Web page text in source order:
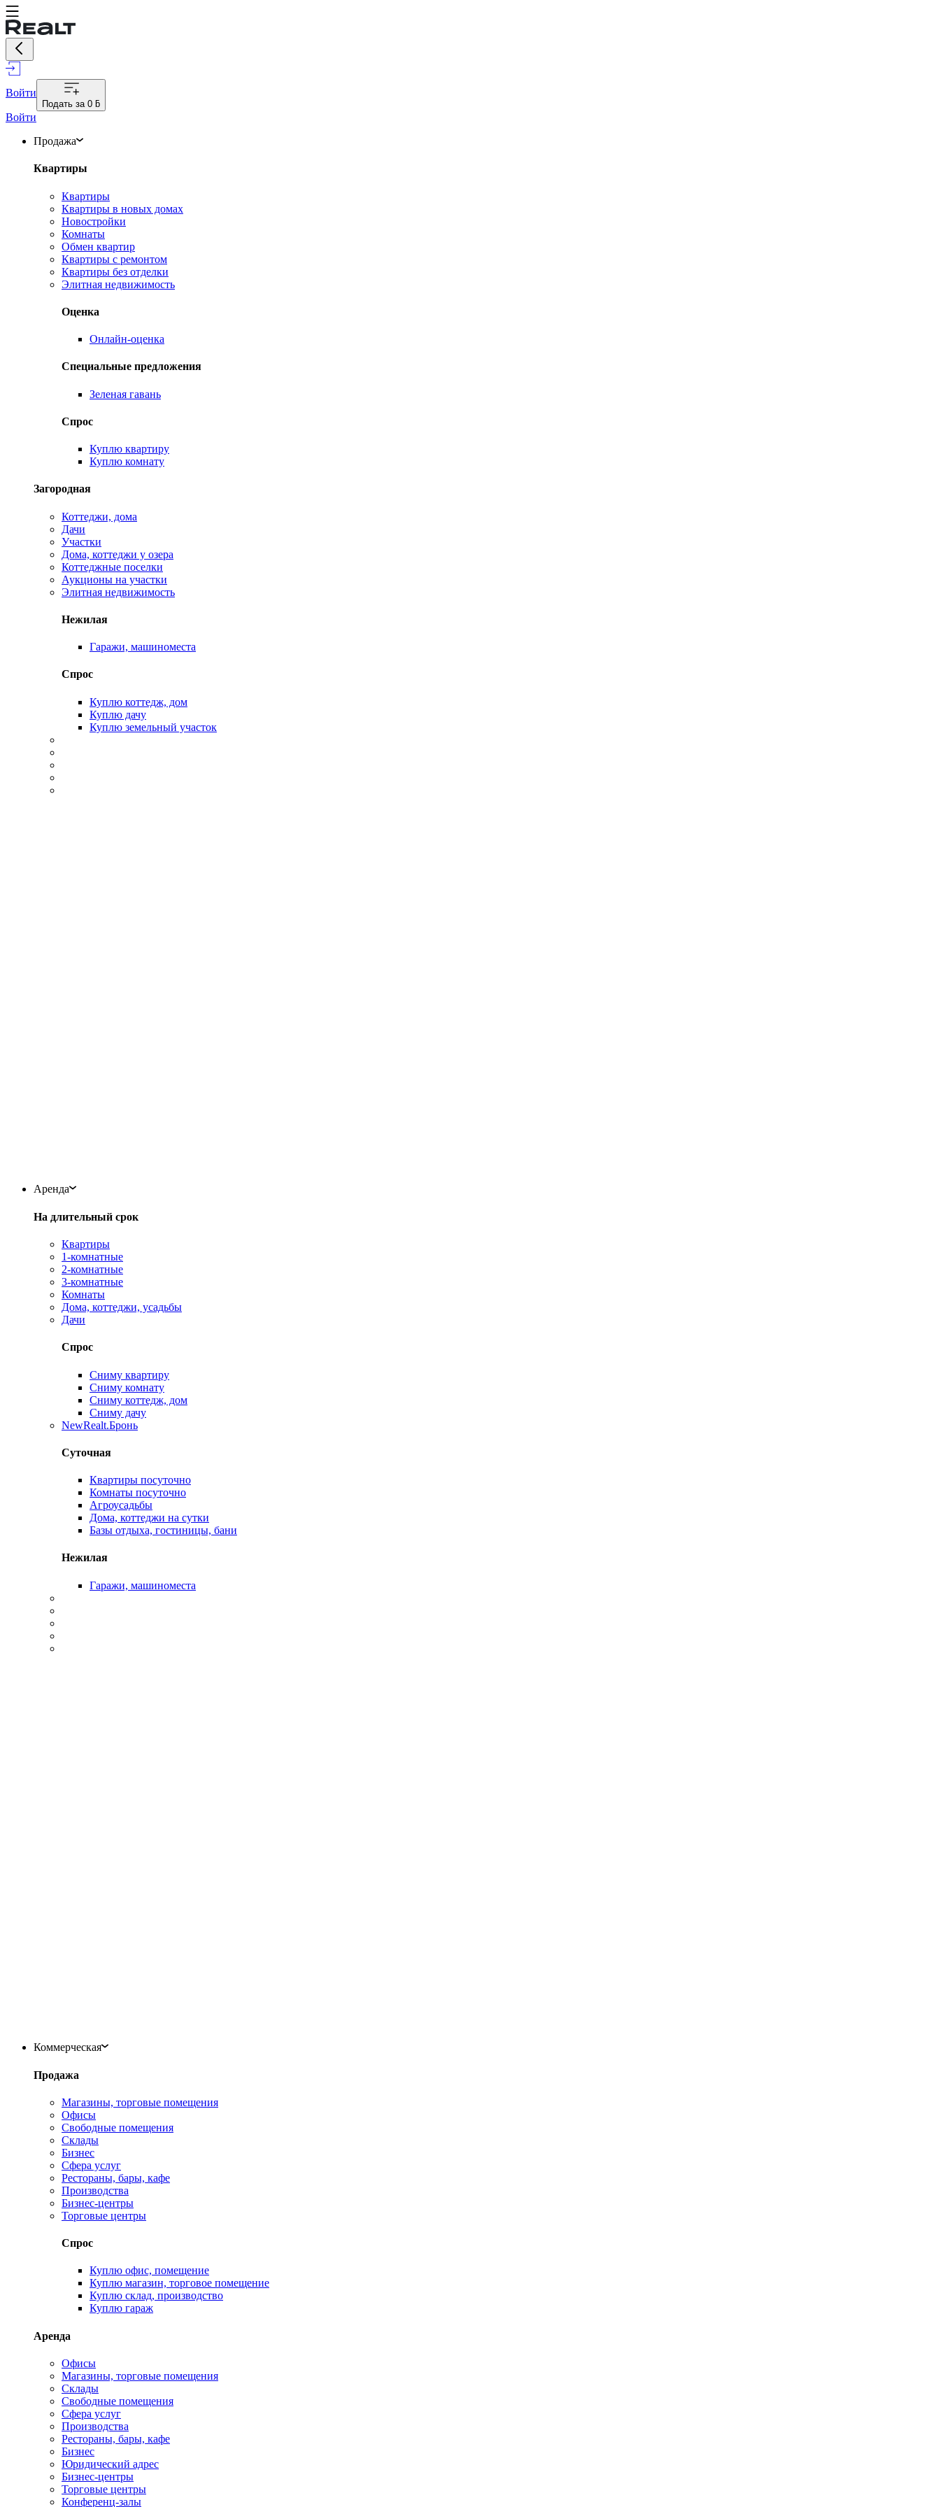
Войти
Подать за 0 ƃ
Войти
Продажа
Квартиры
Квартиры
Квартиры в новых домах
Новостройки
Комнаты
Обмен квартир
Квартиры с ремонтом
Квартиры без отделки
Элитная недвижимость
Оценка
Онлайн-оценка
Специальные предложения
Зеленая гавань
Спрос
Куплю квартиру
Куплю комнату
Загородная
Коттеджи, дома
Дачи
Участки
Дома, коттеджи у озера
Коттеджные поселки
Аукционы на участки
Элитная недвижимость
Нежилая
Гаражи, машиноместа
Спрос
Куплю коттедж, дом
Куплю дачу
Куплю земельный участок
Аренда
На длительный срок
Квартиры
1-комнатные
2-комнатные
3-комнатные
Комнаты
Дома, коттеджи, усадьбы
Дачи
Спрос
Сниму квартиру
Сниму комнату
Сниму коттедж, дом
Сниму дачу
NewRealt.Бронь
Суточная
Квартиры посуточно
Комнаты посуточно
Агроусадьбы
Дома, коттеджи на сутки
Базы отдыха, гостиницы, бани
Нежилая
Гаражи, машиноместа
Коммерческая
Продажа
Магазины, торговые помещения
Офисы
Свободные помещения
Склады
Бизнес
Сфера услуг
Рестораны, бары, кафе
Производства
Бизнес-центры
Торговые центры
Спрос
Куплю офис, помещение
Куплю магазин, торговое помещение
Куплю склад, производство
Куплю гараж
Аренда
Офисы
Магазины, торговые помещения
Склады
Свободные помещения
Сфера услуг
Производства
Рестораны, бары, кафе
Бизнес
Юридический адрес
Бизнес-центры
Торговые центры
Конференц-залы